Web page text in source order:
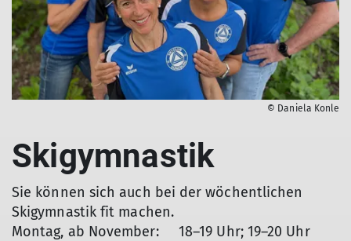
© Daniela Konle
Skigymnastik
Sie können sich auch bei der wöchentlichen
Skigymnastik fit machen.
Montag, ab November: 18–19 Uhr; 19–20 Uhr